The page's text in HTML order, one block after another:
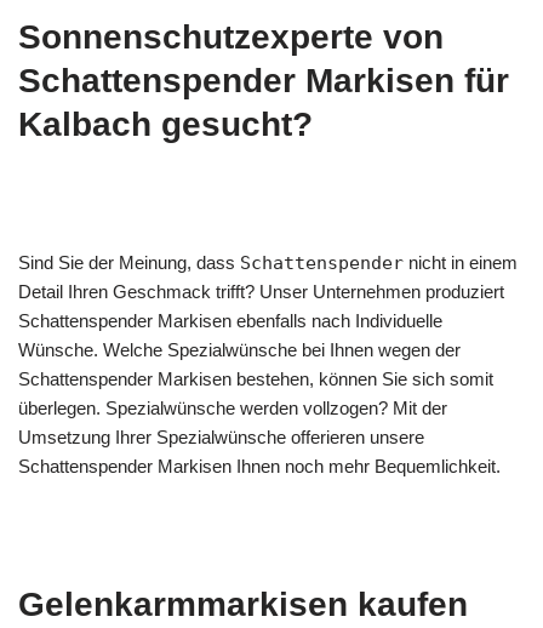
Sonnenschutzexperte von
Schattenspender Markisen für
Kalbach gesucht?
Sind Sie der Meinung, dass Schattenspender nicht in einem
Detail Ihren Geschmack trifft? Unser Unternehmen produziert
Schattenspender Markisen ebenfalls nach Individuelle
Wünsche. Welche Spezialwünsche bei Ihnen wegen der
Schattenspender Markisen bestehen, können Sie sich somit
überlegen. Spezialwünsche werden vollzogen? Mit der
Umsetzung Ihrer Spezialwünsche offerieren unsere
Schattenspender Markisen Ihnen noch mehr Bequemlichkeit.
Gelenkarmmarkisen kaufen